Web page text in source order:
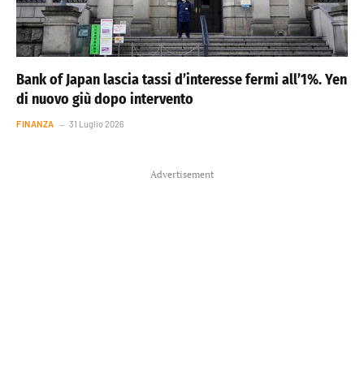
Bank of Japan lascia tassi d’interesse fermi all’1%. Yen
di nuovo giù dopo intervento
FINANZA 31 Luglio 2026
Advertisement